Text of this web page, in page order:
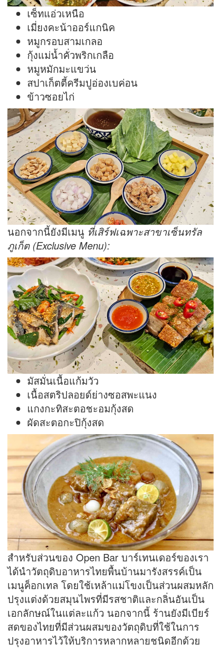
เซ็ทแอ่วเหนือ
เมี่ยงคะน้าออร์แกนิค
หมูกรอบสามเกลอ
กุ้งแม่น้ำคั่วพริกเกลือ
หมูหมักมะแขว่น
สปาเก็ตตี้ครีมปูอ่องเบค่อน
ข้าวซอยไก่
นอกจากนี้ยังมีเมนู ที่เสิร์ฟเฉพาะสาขาเซ็นทรัล
ภูเก็ต (Exclusive Menu):
มัสมั่นเนื้อแก้มวัว
เนื้อสตริปลอยด์ย่างซอสพะแนง
แกงกะทิสะตอชะอมกุ้งสด
ผัดสะตอกะปิกุ้งสด
สำหรับส่วนของ Open Bar บาร์เทนเดอร์ของเรา
ได้นำวัตถุดิบอาหารไทยพื้นบ้านมารังสรรค์เป็น
เมนูค็อกเทล โดยใช้เหล้าแม่โขงเป็นส่วนผสมหลัก
ปรุงแต่งด้วยสมุนไพรที่มีรสชาติและกลิ่นอันเป็น
เอกลักษณ์ในแต่ละแก้ว นอกจากนี้ ร้านยังมีเบียร์
สดของไทยที่มีส่วนผสมของวัตถุดิบที่ใช้ในการ
ปรุงอาหารไว้ให้บริการหลากหลายชนิดอีกด้วย